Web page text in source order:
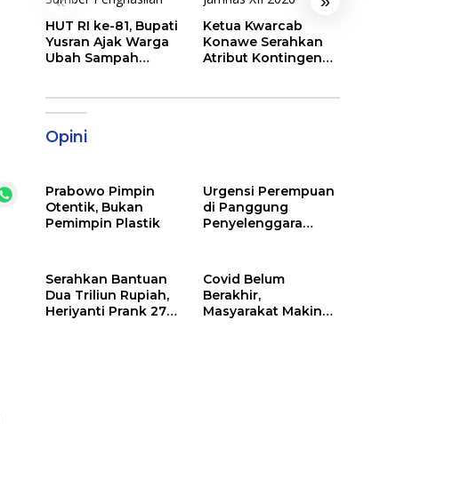
HUT RI ke-81, Bupati
Yusran Ajak Warga
Ubah Sampah
Ketua Kwarcab
Konawe Serahkan
Atribut Kontingen
Opini
Prabowo Pimpin
Otentik, Bukan
Pemimpin Plastik
Urgensi Perempuan
di Panggung
Penyelenggara
Serahkan Bantuan
Dua Triliun Rupiah,
Heriyanti Prank 270
Covid Belum
Berakhir,
Masyarakat Makin